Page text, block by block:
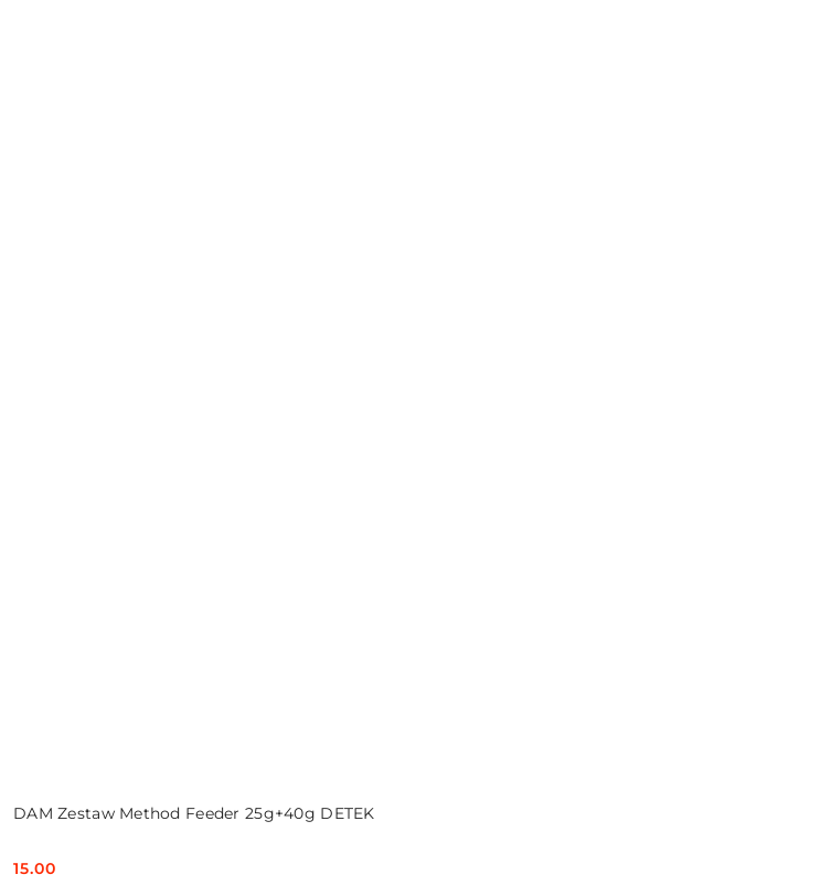
DAM Zestaw Method Feeder 25g+40g DETEK
Cena:
15.00